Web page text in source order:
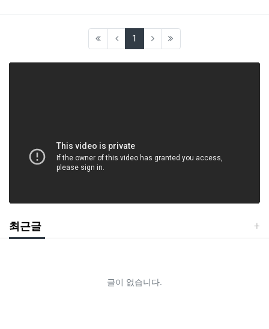
1 (current)
최근글
글이 없습니다.